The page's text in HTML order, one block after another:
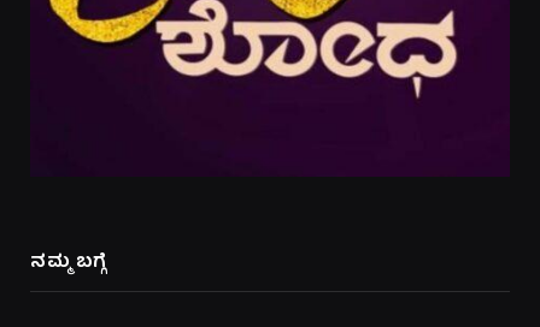
ನಮ್ಮ ಬಗ್ಗೆ